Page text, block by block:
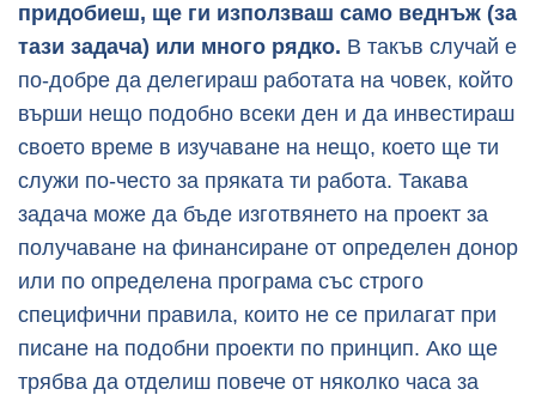
придобиеш, ще ги използваш само веднъж (за
тази задача) или много рядко. В такъв случай е
по-добре да делегираш работата на човек, който
върши нещо подобно всеки ден и да инвестираш
своето време в изучаване на нещо, което ще ти
служи по-често за пряката ти работа. Такава
задача може да бъде изготвянето на проект за
получаване на финансиране от определен донор
или по определена програма със строго
специфични правила, които не се прилагат при
писане на подобни проекти по принцип. Ако ще
трябва да отделиш повече от няколко часа за